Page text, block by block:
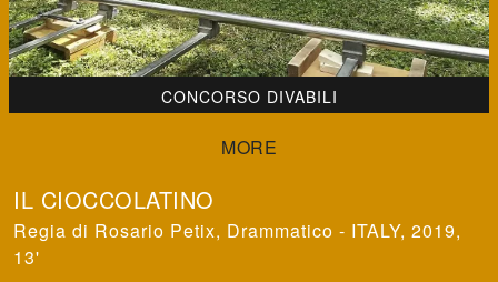
CONCORSO DIVABILI
IL CIOCCOLATINO
Rosario Petix, Drammatico - ITALY, 2019,
13'